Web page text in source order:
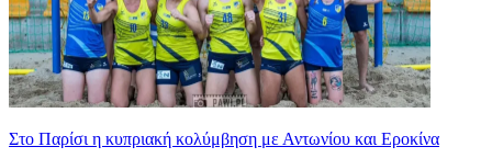
Στο Παρίσι η κυπριακή κολύμβηση με Αντωνίου και Εροκίνα